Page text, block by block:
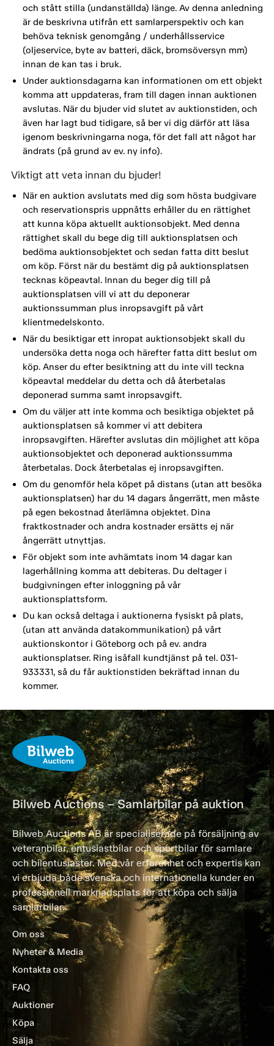
och stått stilla (undanställda) länge. Av denna anledning
är de beskrivna utifrån ett samlarperspektiv och kan
behöva teknisk genomgång / underhållsservice
(oljeservice, byte av batteri, däck, bromsöversyn mm)
innan de kan tas i bruk.
Under auktionsdagarna kan informationen om ett objekt
komma att uppdateras, fram till dagen innan auktionen
avslutas. När du bjuder vid slutet av auktionstiden, och
även har lagt bud tidigare, så ber vi dig därför att läsa
igenom beskrivningarna noga, för det fall att något har
ändrats (på grund av ev. ny info).
Viktigt att veta innan du bjuder!
När en auktion avslutats med dig som hösta budgivare
och reservationspris uppnåtts erhåller du en rättighet
att kunna köpa aktuellt auktionsobjekt. Med denna
rättighet skall du bege dig till auktionsplatsen och
bedöma auktionsobjektet och sedan fatta ditt beslut
om köp. Först när du bestämt dig på auktionsplatsen
tecknas köpeavtal. Innan du beger dig till på
auktionsplatsen vill vi att du deponerar
auktionssumman plus inropsavgift på vårt
klientmedelskonto.
När du besiktigar ett inropat auktionsobjekt skall du
undersöka detta noga och härefter fatta ditt beslut om
köp. Anser du efter besiktning att du inte vill teckna
köpeavtal meddelar du detta och då återbetalas
deponerad summa samt inropsavgift.
Om du väljer att inte komma och besiktiga objektet på
auktionsplatsen så kommer vi att debitera
inropsavgiften. Härefter avslutas din möjlighet att köpa
auktionsobjektet och deponerad auktionssumma
återbetalas. Dock återbetalas ej inropsavgiften.
Om du genomför hela köpet på distans (utan att besöka
auktionsplatsen) har du 14 dagars ångerrätt, men måste
på egen bekostnad återlämna objektet. Dina
fraktkostnader och andra kostnader ersätts ej när
ångerrätt utnyttjas.
För objekt som inte avhämtats inom 14 dagar kan
lagerhållning komma att debiteras. Du deltager i
budgivningen efter inloggning på vår
auktionsplattsform.
Du kan också deltaga i auktionerna fysiskt på plats,
(utan att använda datakommunikation) på vårt
auktionskontor i Göteborg och på ev. andra
auktionsplatser. Ring isåfall kundtjänst på tel. 031-
933331, så du får auktionstiden bekräftad innan du
kommer.
Bilweb Auctions – Samlarbilar på auktion
Bilweb Auctions AB är specialiserade på försäljning av
veteranbilar, entusiastbilar och sportbilar för samlare
och bilentusiaster. Med vår erfarenhet och expertis kan
vi erbjuda både svenska och internationella kunder en
professionell marknadsplats för att köpa och sälja
samlarbilar.
Om oss
Nyheter & Media
Kontakta oss
FAQ
Auktioner
Köpa
Sälja